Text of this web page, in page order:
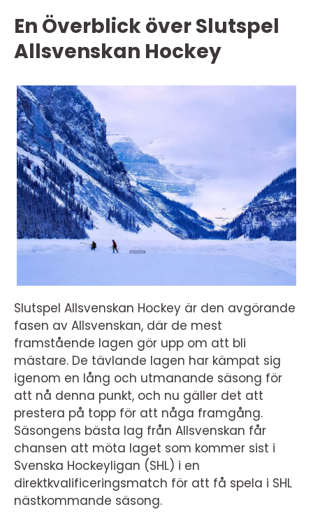
En Överblick över Slutspel
Allsvenskan Hockey
Slutspel Allsvenskan Hockey är den avgörande
fasen av Allsvenskan, där de mest
framstående lagen gör upp om att bli
mästare. De tävlande lagen har kämpat sig
igenom en lång och utmanande säsong för
att nå denna punkt, och nu gäller det att
prestera på topp för att någa framgång.
Säsongens bästa lag från Allsvenskan får
chansen att möta laget som kommer sist i
Svenska Hockeyligan (SHL) i en
direktkvalificeringsmatch för att få spela i SHL
nästkommande säsong.